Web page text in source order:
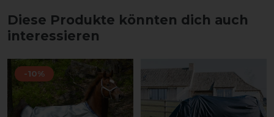
Diese Produkte könnten dich auch
interessieren
-10%